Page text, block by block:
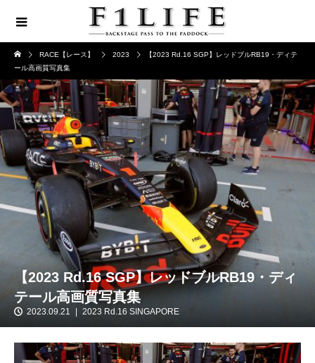
RACE【レース】 2023
【2023 Rd.16 SGP】レッドブルRB19・ディテ
ール高画質写真集
【2023 Rd.16 SGP】レッドブルRB19・ディ
テール高画質写真集
2023.09.21 2023 Rd.16 SINGAPORE